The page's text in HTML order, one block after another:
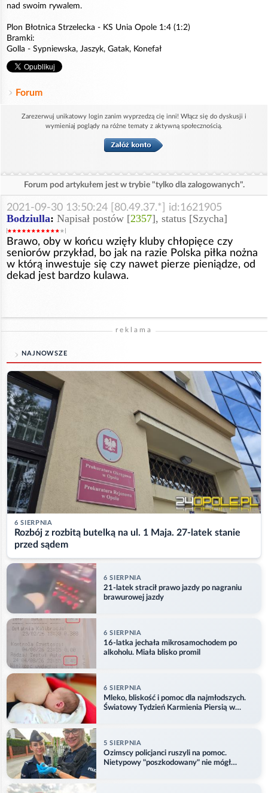
nad swoim rywalem.
Plon Błotnica Strzelecka - KS Unia Opole 1:4 (1:2)
Bramki:
Golla - Sypniewska, Jaszyk, Gatak, Konefał
Forum
Zarezerwuj unikatowy login zanim wyprzedzą cię inni! Włącz się do dyskusji i
wymieniaj poglądy na różne tematy z aktywną społecznością.
Forum pod artykułem jest w trybie "tylko dla zalogowanych".
2021-09-30 13:50:24 [80.49.37.*] id:1621905
Bodziulla: Napisał postów [2357], status [Szycha]
Brawo, oby w końcu wzięły kluby chłopięce czy
seniorów przykład, bo jak na razie Polska piłka nożna
w którą inwestuje się czy nawet pierze pieniądze, od
dekad jest bardzo kulawa.
reklama
NAJNOWSZE
6 SIERPNIA
Rozbój z rozbitą butelką na ul. 1 Maja. 27-latek stanie
przed sądem
6 SIERPNIA
21-latek stracił prawo jazdy po nagraniu
brawurowej jazdy
6 SIERPNIA
16-latka jechała mikrosamochodem po
alkoholu. Miała blisko promil
6 SIERPNIA
Mleko, bliskość i pomoc dla najmłodszych.
Światowy Tydzień Karmienia Piersią w
5 SIERPNIA
Ozimscy policjanci ruszyli na pomoc.
Nietypowy "poszkodowany" nie mógł